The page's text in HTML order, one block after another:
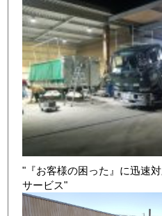
"『お客様の困った』に迅速
サービス"
店舗写真4